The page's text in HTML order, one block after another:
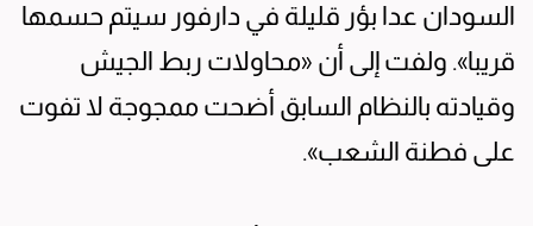
السودان عدا بؤر قليلة في دارفور سيتم حسمها
قريبا». ولفت إلى أن «محاولات ربط الجيش
وقيادته بالنظام السابق أضحت ممجوجة لا تفوت
على فطنة الشعب».